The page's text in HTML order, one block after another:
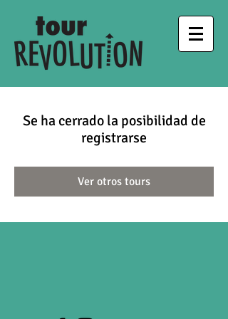
Se ha cerrado la posibilidad de
registrarse
Ver otros tours